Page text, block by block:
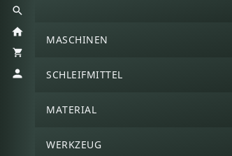
MASCHINEN
SCHLEIFMITTEL
MATERIAL
WERKZEUG